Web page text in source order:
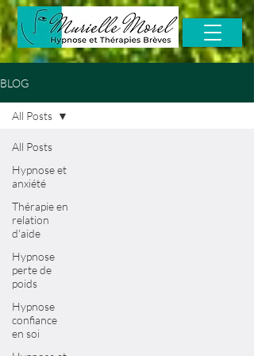
BLOG
All Posts
Hypnose et
anxiété
Thérapie en
relation
d'aide
Hypnose
perte de
poids
Hypnose
confiance
en soi
All Posts